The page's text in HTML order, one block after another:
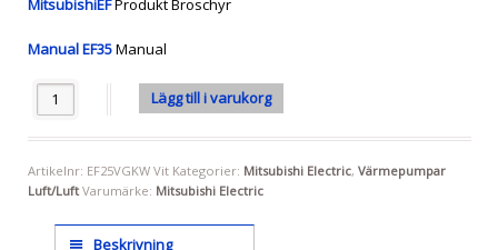
MitsubishiEFProdukt Broschyr
Manual EF35Manual
Antal Lägg till i varukorg
Artikelnr: EF25VGKW Vit Kategorier: Mitsubishi Electric, Värmepumpar
Luft/Luft Varumärke: Mitsubishi Electric
Beskrivning